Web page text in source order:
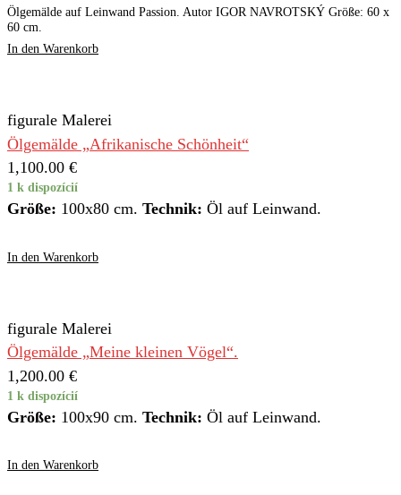
Ölgemälde auf Leinwand Passion. Autor IGOR NAVROTSKÝ Größe: 60 x
60 cm.
In den Warenkorb
figurale Malerei
Ölgemälde „Afrikanische Schönheit“
1,100.00 €
1 k dispozícií
Größe: 100x80 cm. Technik: Öl auf Leinwand.
In den Warenkorb
figurale Malerei
Ölgemälde „Meine kleinen Vögel“.
1,200.00 €
1 k dispozícií
Größe: 100x90 cm. Technik: Öl auf Leinwand.
In den Warenkorb